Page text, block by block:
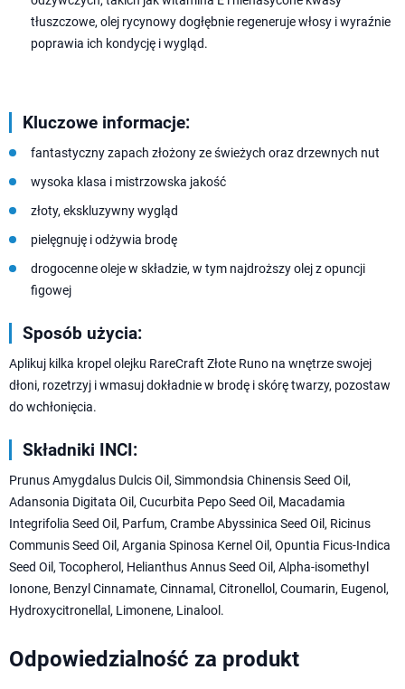
tłuszczowe, olej rycynowy dogłębnie regeneruje włosy i wyraźnie
poprawia ich kondycję i wygląd.
Kluczowe informacje:
fantastyczny zapach złożony ze świeżych oraz drzewnych nut
wysoka klasa i mistrzowska jakość
złoty, ekskluzywny wygląd
pielęgnuję i odżywia brodę
drogocenne oleje w składzie, w tym najdroższy olej z opuncji
figowej
Sposób użycia:
Aplikuj kilka kropel olejku RareCraft Złote Runo na wnętrze swojej
dłoni, rozetrzyj i wmasuj dokładnie w brodę i skórę twarzy, pozostaw
do wchłonięcia.
Składniki INCI:
Prunus Amygdalus Dulcis Oil, Simmondsia Chinensis Seed Oil,
Adansonia Digitata Oil, Cucurbita Pepo Seed Oil, Macadamia
Integrifolia Seed Oil, Parfum, Crambe Abyssinica Seed Oil, Ricinus
Communis Seed Oil, Argania Spinosa Kernel Oil, Opuntia Ficus-Indica
Seed Oil, Tocopherol, Helianthus Annus Seed Oil, Alpha-isomethyl
Ionone, Benzyl Cinnamate, Cinnamal, Citronellol, Coumarin, Eugenol,
Hydroxycitronellal, Limonene, Linalool.
Odpowiedzialność za produkt